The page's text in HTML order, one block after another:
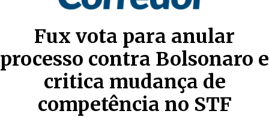
Fux vota para anular
processo contra Bolsonaro e
critica mudança de
competência no STF